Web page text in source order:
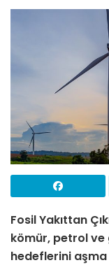
Fosil Yakıttan
kömür, petrol ve
hedeflerini